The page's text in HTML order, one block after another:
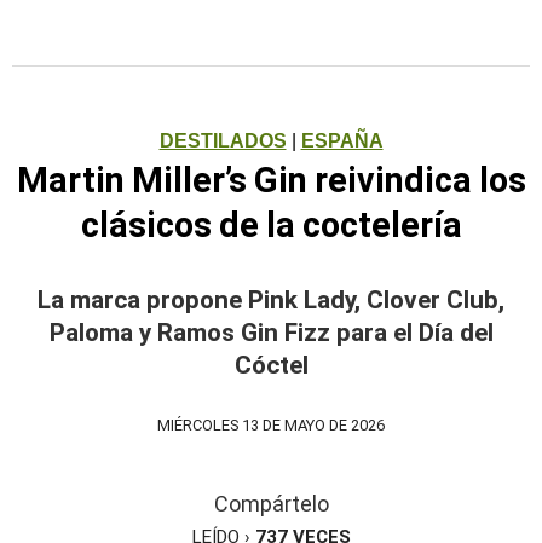
DESTILADOS ESPAÑA
Martin Miller’s Gin reivindica los
clásicos de la coctelería
La marca propone Pink Lady, Clover Club,
Paloma y Ramos Gin Fizz para el Día del
Cóctel
MIÉRCOLES 13 DE MAYO DE 2026
Compártelo
LEÍDO › 737VECES